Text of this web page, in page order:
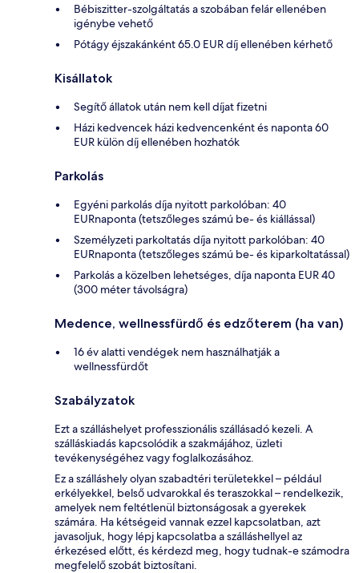
Bébiszitter-szolgáltatás a szobában felár ellenében
igénybe vehető
Pótágy éjszakánként 65.0 EUR díj ellenében kérhető
Kisállatok
Segítő állatok után nem kell díjat fizetni
Házi kedvencek házi kedvencenként és naponta 60
EUR külön díj ellenében hozhatók
Parkolás
Egyéni parkolás díja nyitott parkolóban: 40
EURnaponta (tetszőleges számú be- és kiállással)
Személyzeti parkoltatás díja nyitott parkolóban: 40
EURnaponta (tetszőleges számú be- és kiparkoltatással)
Parkolás a közelben lehetséges, díja naponta EUR 40
(300 méter távolságra)
Medence, wellnessfürdő és edzőterem (ha van)
16 év alatti vendégek nem használhatják a
wellnessfürdőt
Szabályzatok
Ezt a szálláshelyet professzionális szállásadó kezeli. A
szálláskiadás kapcsolódik a szakmájához, üzleti
tevékenységéhez vagy foglalkozásához.
Ez a szálláshely olyan szabadtéri területekkel – például
erkélyekkel, belső udvarokkal és teraszokkal – rendelkezik,
amelyek nem feltétlenül biztonságosak a gyerekek
számára. Ha kétségeid vannak ezzel kapcsolatban, azt
javasoljuk, hogy lépj kapcsolatba a szálláshellyel az
érkezésed előtt, és kérdezd meg, hogy tudnak-e számodra
megfelelő szobát biztosítani.